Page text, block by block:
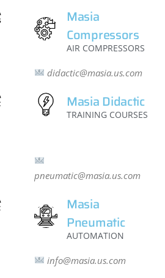
Masia
Compressors
AIR COMPRESSORS
didactic@masia.us.com
Masia Didactic
TRAINING COURSES
pneumatic@masia.us.com
Masia
Pneumatic
AUTOMATION
info@masia.us.com